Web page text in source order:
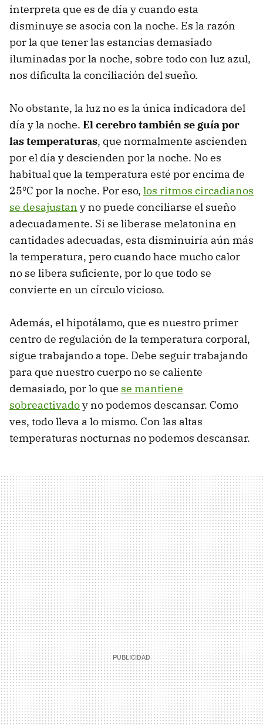
interpreta que es de día y cuando esta
disminuye se asocia con la noche. Es la razón
por la que tener las estancias demasiado
iluminadas por la noche, sobre todo con luz azul,
nos dificulta la conciliación del sueño.
No obstante, la luz no es la única indicadora del
día y la noche. El cerebro también se guía por
las temperaturas, que normalmente ascienden
por el día y descienden por la noche. No es
habitual que la temperatura esté por encima de
25ºC por la noche. Por eso, los ritmos circadianos
se desajustan y no puede conciliarse el sueño
adecuadamente. Si se liberase melatonina en
cantidades adecuadas, esta disminuiría aún más
la temperatura, pero cuando hace mucho calor
no se libera suficiente, por lo que todo se
convierte en un círculo vicioso.
Además, el hipotálamo, que es nuestro primer
centro de regulación de la temperatura corporal,
sigue trabajando a tope. Debe seguir trabajando
para que nuestro cuerpo no se caliente
demasiado, por lo que se mantiene
sobreactivadoy no podemos descansar. Como
ves, todo lleva a lo mismo. Con las altas
temperaturas nocturnas no podemos descansar.